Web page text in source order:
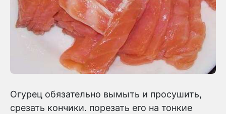
Огурец обязательно вымыть и просушить,
срезать кончики. порезать его на тонкие